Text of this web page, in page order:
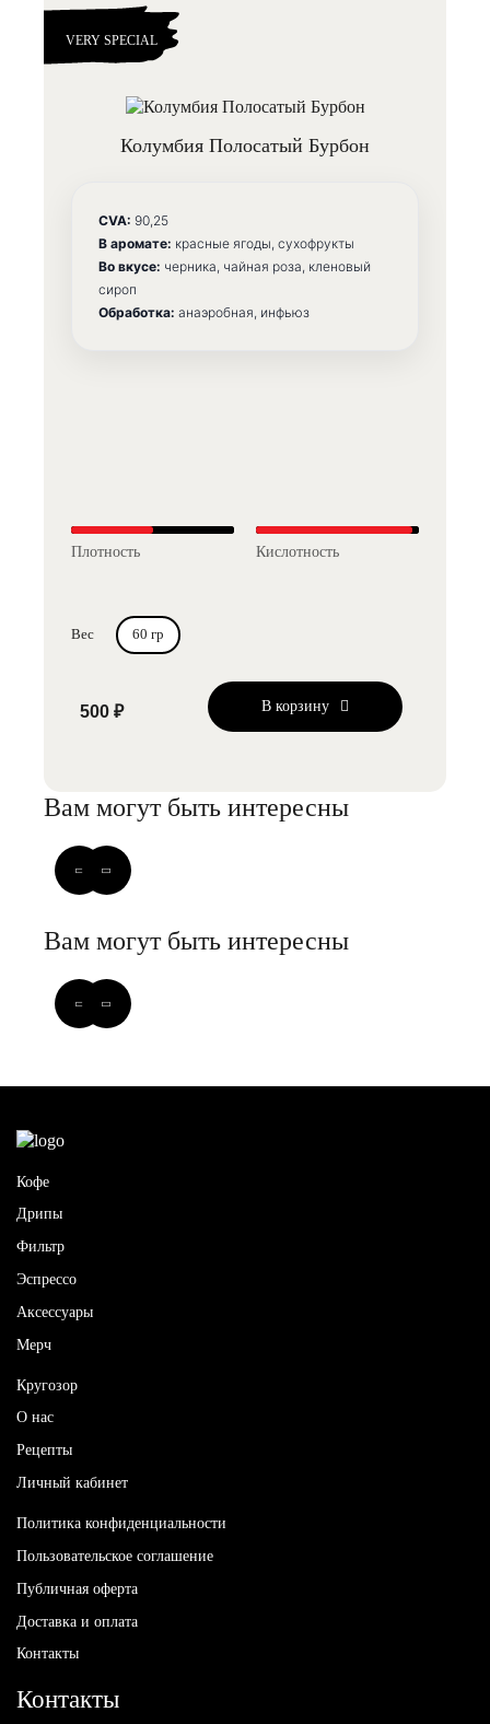
VERY SPECIAL
Колумбия Полосатый Бурбон
CVA: 90,25
В аромате: красные ягоды, сухофрукты
Во вкусе: черника, чайная роза, кленовый
сироп
Обработка: анаэробная, инфьюз
Плотность Кислотность
Вес 60 гр
500 ₽ В корзину
Вам могут быть интересны
Вам могут быть интересны
Кофе
Дрипы
Фильтр
Эспрессо
Аксессуары
Мерч
Кругозор
О нас
Рецепты
Личный кабинет
Политика конфиденциальности
Пользовательское соглашение
Публичная оферта
Доставка и оплата
Контакты
Контакты